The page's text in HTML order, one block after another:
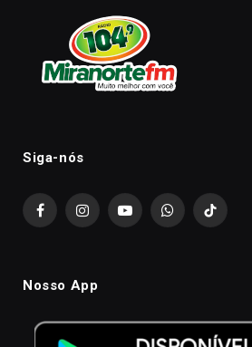
Siga-nós
FacebookInstagramYouTubeWhatsAppTikTok
Nosso App